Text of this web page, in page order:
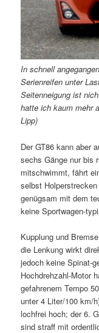
In schnell
Serienreifen unter
Seitenneigung ist
hatte ich kaum mehr
Lipp)
Der GT86 kann aber
sechs Gänge nur bis
mitschwimmt, fährt
selbst
genügsam mit dem
keine Sportwagen-
Kupplung und
die Lenkung wirkt
jedoch keine Spinat-
Hochdrehzahl-Motor
gefahrenem Tempo
unter 4 Liter/100 km/
lochfrei hoch; der 6.
sind straff mit